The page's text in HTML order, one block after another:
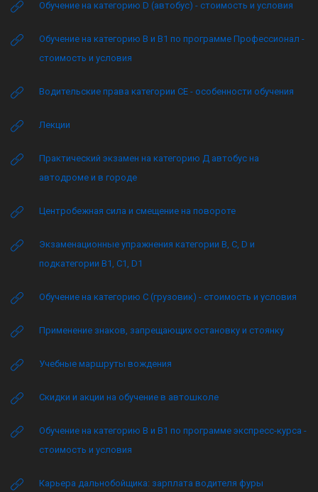
Обучение на категорию D (автобус) - стоимость и условия
Обучение на категорию B и B1 по программе Профессионал -
стоимость и условия
Водительские права категории CE - особенности обучения
Лекции
Практический экзамен на категорию Д автобус на
автодроме и в городе
Центробежная сила и смещение на повороте
Экзаменационные упражнения категории B, C, D и
подкатегории B1, C1, D1
Обучение на категорию C (грузовик) - стоимость и условия
Применение знаков, запрещающих остановку и стоянку
Учебные маршруты вождения
Скидки и акции на обучение в автошколе
Обучение на категорию B и B1 по программе экспресс-курса -
стоимость и условия
Карьера дальнобойщика: зарплата водителя фуры